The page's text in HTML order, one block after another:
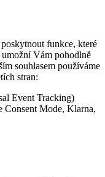
funkce, které
Vám pohodlně
souhlasem používáme
stran:
Event Tracking)
Consent Mode, Klarna,